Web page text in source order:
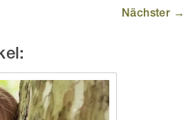
Nächster →